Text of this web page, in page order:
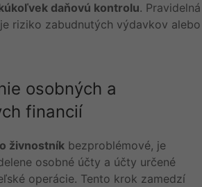
daňovú kontrolu. Pravidelná
riziko zabudnutých výdavkov alebo
osobných a
financií
živnostník bezproblémové, je
osobné účty a účty určené
operácie. Tento krok zamedzí